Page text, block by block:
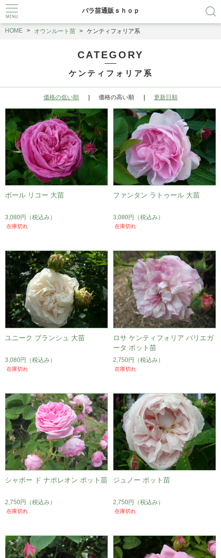
バラ苗通販ｓｈｏｐ
HOME オウンルート苗 ケンティフォリア系
CATEGORY
ケンティフォリア系
価格の低い順 価格の高い順 更新日順
ポール リコー 大苗
3,080円 （税込み）
在庫切れ
ファンタン ラトゥール 大苗
3,080円 （税込み）
在庫切れ
ユニーク ブランシュ 大苗
3,080円 （税込み）
在庫切れ
ロサ ケンティフォリア バリエガ
ータ ポット苗
2,750円 （税込み）
在庫切れ
シャポー ド ナポレオン ポット苗
2,750円 （税込み）
在庫切れ
ジュノー ポット苗
2,750円 （税込み）
在庫切れ